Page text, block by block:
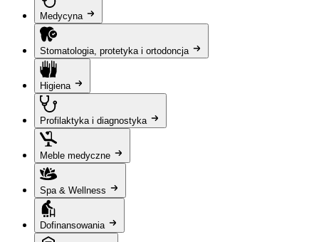
Medycyna
Stomatologia, protetyka i ortodoncja
Higiena
Profilaktyka i diagnostyka
Meble medyczne
Spa & Wellness
Dofinansowania